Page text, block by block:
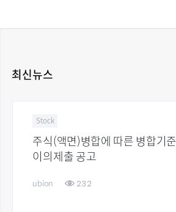
최신뉴스
Stock
주식(액면)병합에 따른 병합기
이의제출 공고
ubion 232